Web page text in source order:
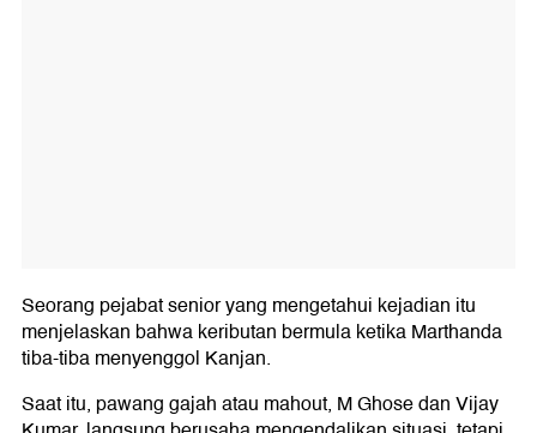
Seorang pejabat senior yang mengetahui kejadian itu
menjelaskan bahwa keributan bermula ketika Marthanda
tiba-tiba menyenggol Kanjan.
Saat itu, pawang gajah atau mahout, M Ghose dan Vijay